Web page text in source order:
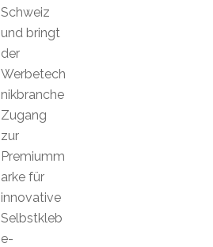
Schweiz
und bringt
der
Werbetech
nikbranche
Zugang
zur
Premiumm
arke für
innovative
Selbstkleb
e-